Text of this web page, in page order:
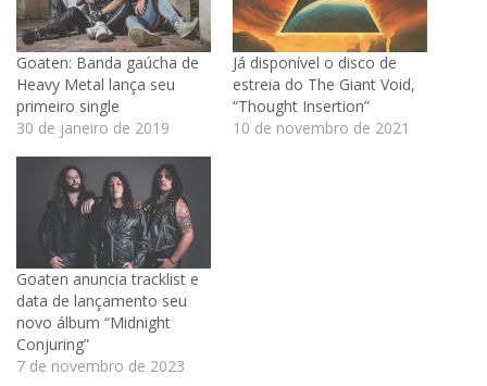
Goaten: Banda gaúcha de
Heavy Metal lança seu
primeiro single
30 de janeiro de 2019
Já disponível o disco de
estreia do The Giant Void,
“Thought Insertion”
10 de novembro de 2021
Goaten anuncia tracklist e
data de lançamento seu
novo álbum “Midnight
Conjuring”
7 de novembro de 2023